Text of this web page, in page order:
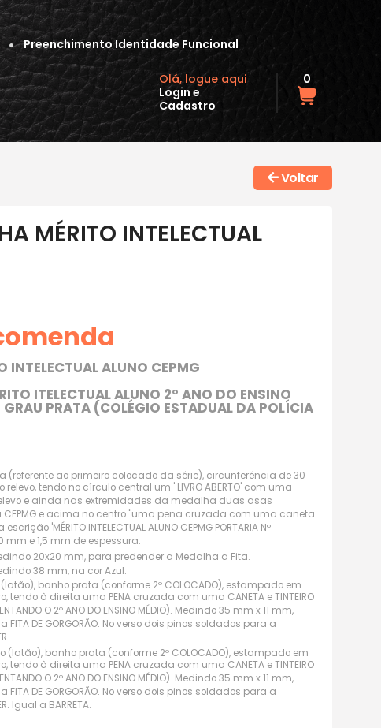
Preenchimento Identidade Funcional
Olá, logue aqui
Login e
Cadastro
0
Voltar
MÉRITO INTELECTUAL
ALUNO CEPMG
ITELECTUAL ALUNO 2º ANO DO ENSINO
PRATA (COLÉGIO ESTADUAL DA POLÍCIA
ao primeiro colocado da série), circunferência de 30
tendo no círculo central um ' LIVRO ABERTO' com uma
e ainda nas extremidades da medalha duas asas
e acima no centro ''uma pena cruzada com uma caneta
'MÉRITO INTELECTUAL ALUNO CEPMG PORTARIA Nº
mm e 1,5 mm de espessura.
20x20 mm, para predender a Medalha a Fita.
38 mm, na cor Azul.
(latão), banho prata (conforme 2º COLOCADO), estampado em
tendo à direita uma PENA cruzada com uma CANETA e TINTEIRO
O 2º ANO DO ENSINO MÉDIO). Medindo 35 mm x 11 mm,
DE GORGORÃO. No verso dois pinos soldados para a
(latão), banho prata (conforme 2º COLOCADO), estampado em
tendo à direita uma PENA cruzada com uma CANETA e TINTEIRO
O 2º ANO DO ENSINO MÉDIO). Medindo 35 mm x 11 mm,
DE GORGORÃO. No verso dois pinos soldados para a
Igual a BARRETA.